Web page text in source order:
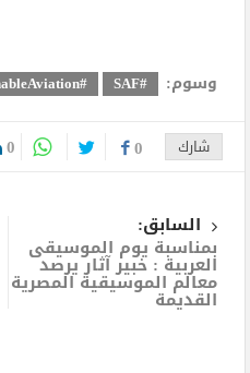
وسوم: #SAF
#SustainableAviation
شارك 0
0
السابق:
بمناسبة يوم الموسيقى
العربية : خبير آثار يرصد
معالم الموسيقية المصرية
القديمة